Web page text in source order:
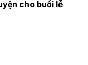
cho buổi lễ